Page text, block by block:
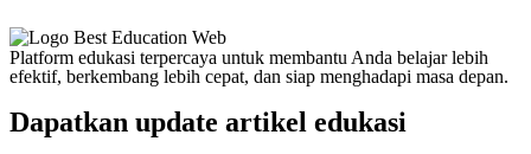
Platform edukasi terpercaya untuk membantu Anda belajar lebih
efektif, berkembang lebih cepat, dan siap menghadapi masa depan.
Dapatkan update artikel edukasi